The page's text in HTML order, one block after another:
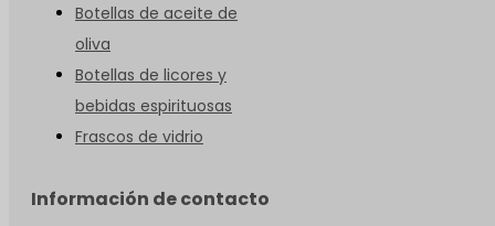
Botellas de aceite de
oliva
Botellas de licores y
bebidas espirituosas
Frascos de vidrio
Información de contacto